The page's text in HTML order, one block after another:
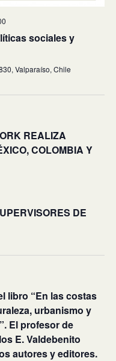
sociales y
Valparaíso, Chile
REALIZA
COLOMBIA Y
DE
libro “En las costas
urbanismo y
El profesor de
E. Valdebenito
autores y editores.